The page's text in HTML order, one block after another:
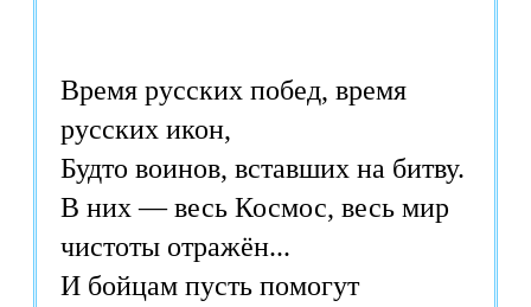
Время русских побед, время
русских икон,
Будто воинов, вставших на битву.
В них — весь Космос, весь мир
чистоты отражён...
И бойцам пусть помогут